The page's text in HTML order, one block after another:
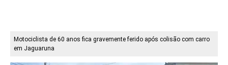
Motociclista de 60 anos fica gravemente ferido após colisão com carro
em Jaguaruna